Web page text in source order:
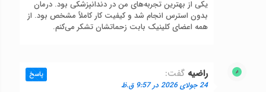
یکی از بهترین تجربه‌های من در دندانپزشکی بود. درمان
بدون استرس انجام شد و کیفیت کار کاملاً مشخص بود. از
همه اعضای کلینیک بابت زحماتشان تشکر می‌کنم.
راضیه گفت:
24 جولای 2026 در 9:57 ق.ظ
پاسخ